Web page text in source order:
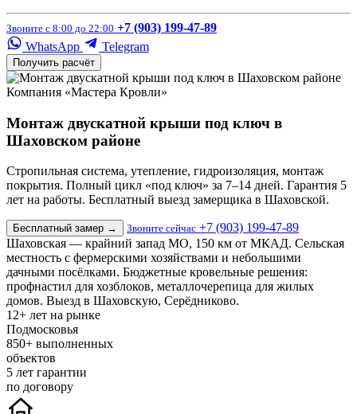
Звоните с 8:00 до 22:00 +7 (903) 199-47-89
WhatsApp
Telegram
Получить расчёт
Компания «Мастера Кровли»
Монтаж двускатной крыши под ключ в
Шаховском районе
Стропильная система, утепление, гидроизоляция, монтаж
покрытия. Полный цикл «под ключ» за 7–14 дней. Гарантия 5
лет на работы. Бесплатный выезд замерщика в Шаховской.
Бесплатный замер → Звоните сейчас +7 (903) 199-47-89
Шаховская — крайний запад МО, 150 км от МКАД. Сельская
местность с фермерскими хозяйствами и небольшими
дачными посёлками. Бюджетные кровельные решения:
профнастил для хозблоков, металлочерепица для жилых
домов. Выезд в Шаховскую, Серёдниково.
12+ лет на рынке
Подмосковья
850+ выполненных
объектов
5 лет гарантии
по договору